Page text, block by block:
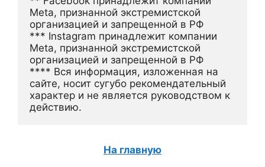
Meta, признанной экстремистской
организацией и запрещенной в РФ
*** Instagram принадлежит компании
Meta, признанной экстремистской
организацией и запрещенной в РФ
**** Вся информация, изложенная на
сайте, носит сугубо рекомендательный
характер и не является руководством к
действию.
На главную